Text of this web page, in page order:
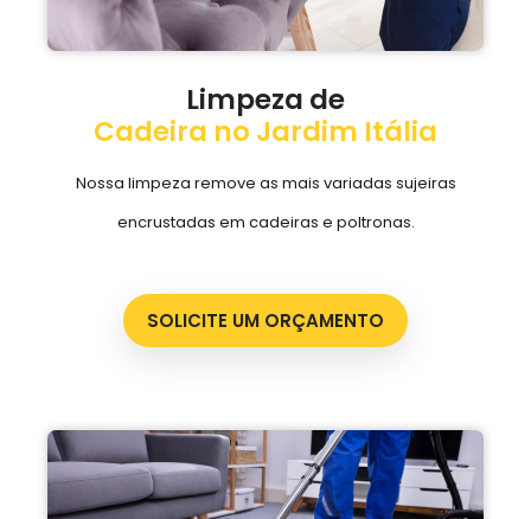
Limpeza de
Cadeira no Jardim Itália
Nossa limpeza remove as mais variadas sujeiras
encrustadas em cadeiras e poltronas.
SOLICITE UM ORÇAMENTO